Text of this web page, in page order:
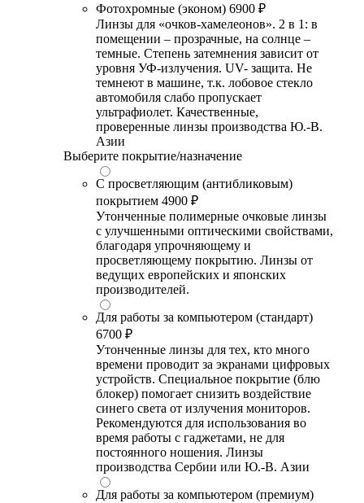
Фотохромные (эконом) 6900 ₽
Линзы для «очков-хамелеонов». 2 в 1: в
помещении – прозрачные, на солнце –
темные. Степень затемнения зависит от
уровня УФ-излучения. UV- защита. Не
темнеют в машине, т.к. лобовое стекло
автомобиля слабо пропускает
ультрафиолет. Качественные,
проверенные линзы производства Ю.-В.
Азии
Выберите покрытие/назначение
С просветляющим (антибликовым)
покрытием 4900 ₽
Утонченные полимерные очковые линзы
с улучшенными оптическими свойствами,
благодаря упрочняющему и
просветляющему покрытию. Линзы от
ведущих европейских и японских
производителей.
Для работы за компьютером (стандарт)
6700 ₽
Утонченные линзы для тех, кто много
времени проводит за экранами цифровых
устройств. Специальное покрытие (блю
блокер) помогает снизить воздействие
синего света от излучения мониторов.
Рекомендуются для использования во
время работы с гаджетами, не для
постоянного ношения. Линзы
производства Сербии или Ю.-В. Азии
Для работы за компьютером (премиум)